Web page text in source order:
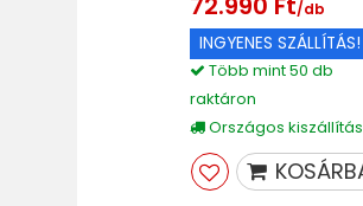
/db
INGYENES SZÁLLÍTÁS!
Több mint 50 db
raktáron
Országos kiszállítás